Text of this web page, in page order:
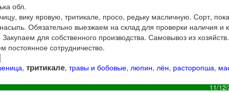
обл.
вику яровую, тритикале, просо, редьку масличную. Сорт,
Обязательно выезжаем на склад для проверки наличия и
для собственного производства. Самовывоз из
сотрудничество.
,тритикале,травы и бобовые, люпин, лён, расторопша,
11/